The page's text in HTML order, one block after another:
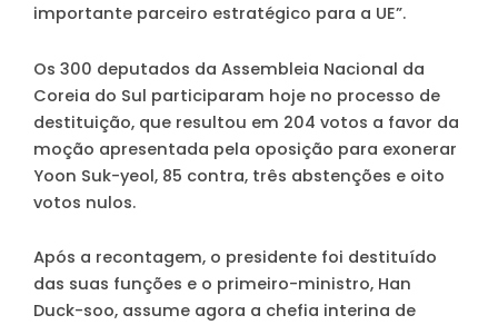
importante parceiro estratégico para a UE”.
Os 300 deputados da Assembleia Nacional da
Coreia do Sul participaram hoje no processo de
destituição, que resultou em 204 votos a favor da
moção apresentada pela oposição para exonerar
Yoon Suk-yeol, 85 contra, três abstenções e oito
votos nulos.
Após a recontagem, o presidente foi destituído
das suas funções e o primeiro-ministro, Han
Duck-soo, assume agora a chefia interina de